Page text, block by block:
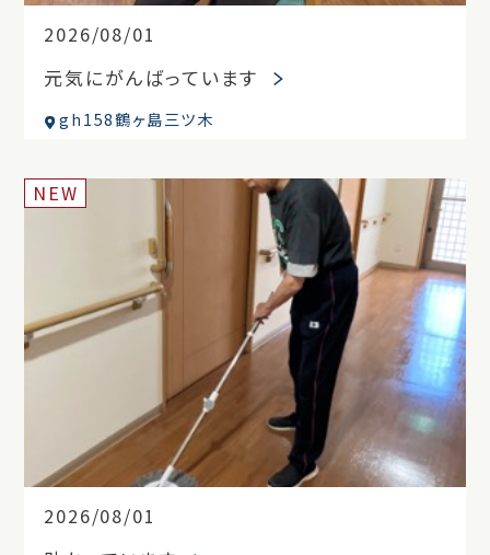
2026/08/01
元気にがんばっています
gh158鶴ヶ島三ツ木
2026/08/01
NEW